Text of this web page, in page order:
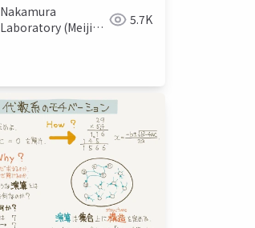
Nakamura
Laboratory (Meiji
5.7K